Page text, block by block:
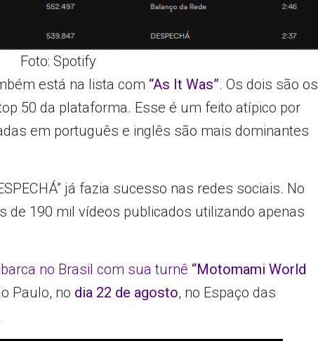
Foto: Spotify
está na lista com “As It Was”. Os dois são os
50 da plataforma. Esse é um feito atípico por
em português e inglês são mais dominantes
já fazia sucesso nas redes sociais. No
de 190 mil vídeos publicados utilizando apenas
no Brasil com sua turnê “Motomami World
Paulo, no dia 22 de agosto, no Espaço das